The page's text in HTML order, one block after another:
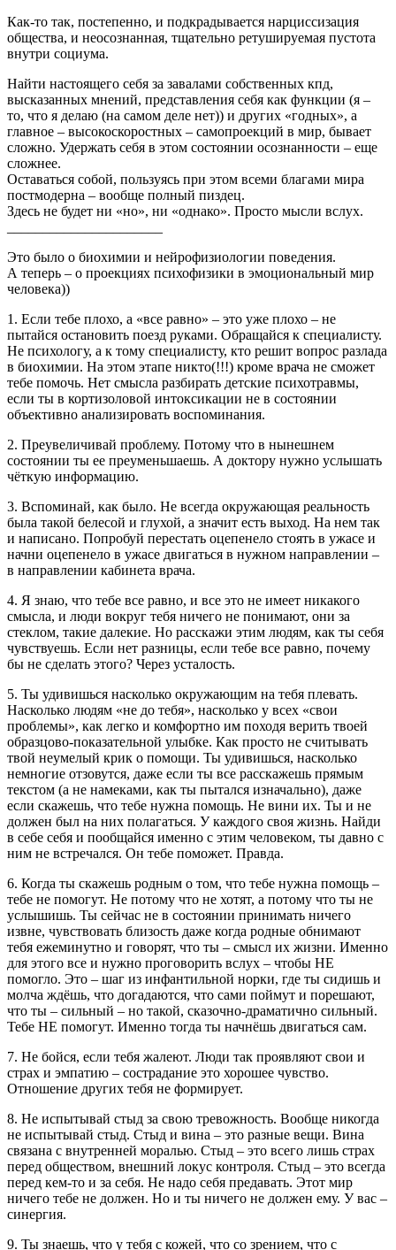
Как-то так, постепенно, и подкрадывается нарциссизация
общества, и неосознанная, тщательно ретушируемая пустота
внутри социума.
Найти настоящего себя за завалами собственных кпд,
высказанных мнений, представления себя как функции (я –
то, что я делаю (на самом деле нет)) и других «годных», а
главное – высокоскоростных – самопроекций в мир, бывает
сложно. Удержать себя в этом состоянии осознанности – еще
сложнее.
Оставаться собой, пользуясь при этом всеми благами мира
постмодерна – вообще полный пиздец.
Здесь не будет ни «но», ни «однако». Просто мысли вслух.
Это было о биохимии и нейрофизиологии поведения.
А теперь – о проекциях психофизики в эмоциональный мир
человека))
1. Если тебе плохо, а «все равно» – это уже плохо – не
пытайся остановить поезд руками. Обращайся к специалисту.
Не психологу, а к тому специалисту, кто решит вопрос разлада
в биохимии. На этом этапе никто(!!!) кроме врача не сможет
тебе помочь. Нет смысла разбирать детские психотравмы,
если ты в кортизоловой интоксикации не в состоянии
объективно анализировать воспоминания.
2. Преувеличивай проблему. Потому что в нынешнем
состоянии ты ее преуменьшаешь. А доктору нужно услышать
чёткую информацию.
3. Вспоминай, как было. Не всегда окружающая реальность
была такой белесой и глухой, а значит есть выход. На нем так
и написано. Попробуй перестать оцепенело стоять в ужасе и
начни оцепенело в ужасе двигаться в нужном направлении –
в направлении кабинета врача.
4. Я знаю, что тебе все равно, и все это не имеет никакого
смысла, и люди вокруг тебя ничего не понимают, они за
стеклом, такие далекие. Но расскажи этим людям, как ты себя
чувствуешь. Если нет разницы, если тебе все равно, почему
бы не сделать этого? Через усталость.
5. Ты удивишься насколько окружающим на тебя плевать.
Насколько людям «не до тебя», насколько у всех «свои
проблемы», как легко и комфортно им походя верить твоей
образцово-показательной улыбке. Как просто не считывать
твой неумелый крик о помощи. Ты удивишься, насколько
немногие отзовутся, даже если ты все расскажешь прямым
текстом (а не намеками, как ты пытался изначально), даже
если скажешь, что тебе нужна помощь. Не вини их. Ты и не
должен был на них полагаться. У каждого своя жизнь. Найди
в себе себя и пообщайся именно с этим человеком, ты давно с
ним не встречался. Он тебе поможет. Правда.
6. Когда ты скажешь родным о том, что тебе нужна помощь –
тебе не помогут. Не потому что не хотят, а потому что ты не
услышишь. Ты сейчас не в состоянии принимать ничего
извне, чувствовать близость даже когда родные обнимают
тебя ежеминутно и говорят, что ты – смысл их жизни. Именно
для этого все и нужно проговорить вслух – чтобы НЕ
помогло. Это – шаг из инфантильной норки, где ты сидишь и
молча ждёшь, что догадаются, что сами поймут и порешают,
что ты – сильный – но такой, сказочно-драматично сильный.
Тебе НЕ помогут. Именно тогда ты начнёшь двигаться сам.
7. Не бойся, если тебя жалеют. Люди так проявляют свои и
страх и эмпатию – сострадание это хорошее чувство.
Отношение других тебя не формирует.
8. Не испытывай стыд за свою тревожность. Вообще никогда
не испытывай стыд. Стыд и вина – это разные вещи. Вина
связана с внутренней моралью. Стыд – это всего лишь страх
перед обществом, внешний локус контроля. Стыд – это всегда
перед кем-то и за себя. Не надо себя предавать. Этот мир
ничего тебе не должен. Но и ты ничего не должен ему. У вас –
синергия.
9. Ты знаешь, что у тебя с кожей, что со зрением, что с